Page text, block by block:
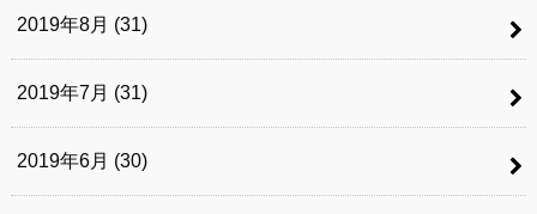
2019年8月 (31)
2019年7月 (31)
2019年6月 (30)